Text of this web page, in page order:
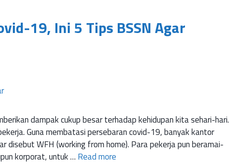
19, Ini 5 Tips BSSN Agar
dampak cukup besar terhadap kehidupan kita sehari-hari.
Guna membatasi persebaran covid-19, banyak kantor
WFH (working from home). Para pekerja pun beramai-
korporat, untuk … Read more